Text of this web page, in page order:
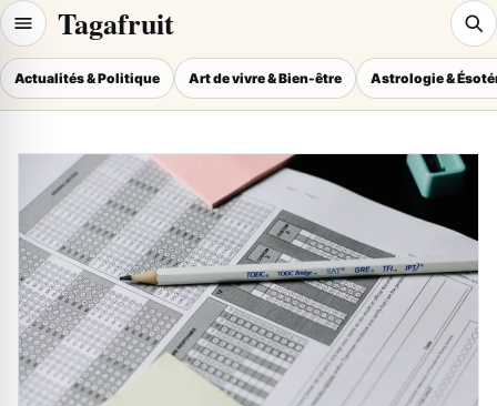
Tagafruit
Actualités & Politique Art de vivre & Bien-être Astrologie &